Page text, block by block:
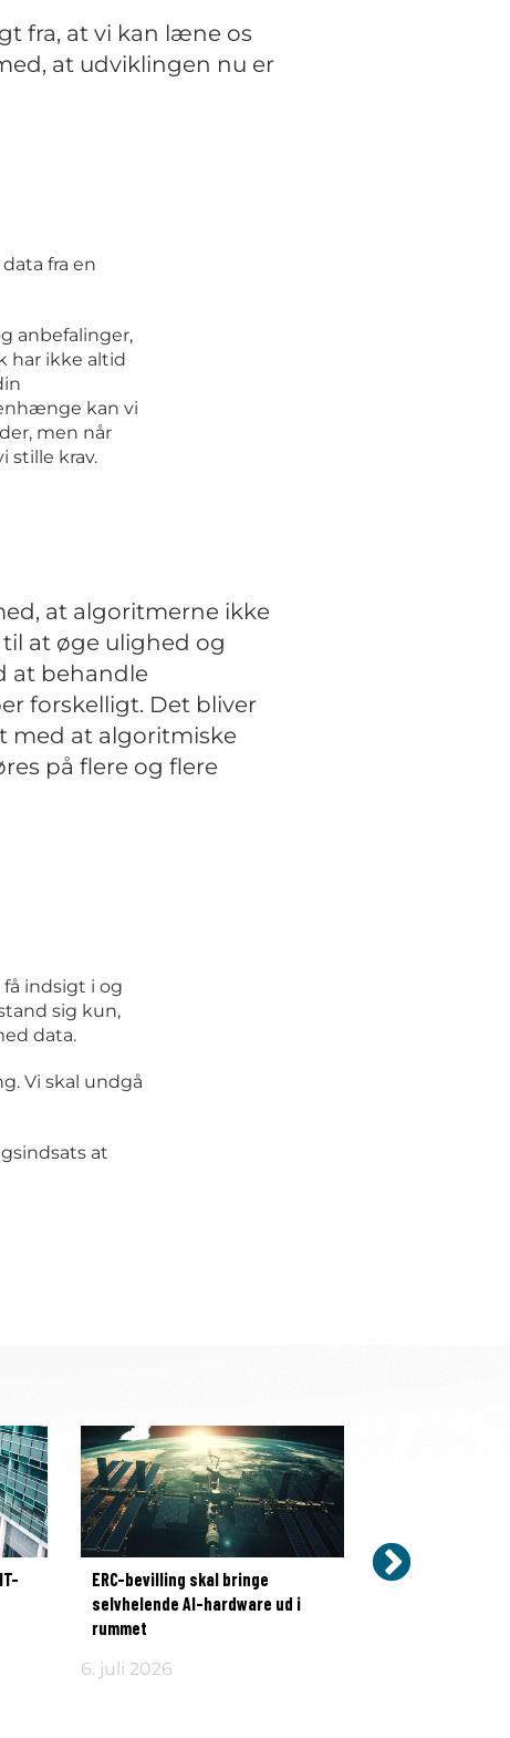
fra, at vi kan læne os
at udviklingen nu er
fra en
anbefalinger,
har ikke altid
kan vi
men når
stille krav.
at algoritmerne ikke
at øge ulighed og
at behandle
forskelligt. Det bliver
med at algoritmiske
på flere og flere
indsigt i og
sig kun,
data.
Vi skal undgå
at
ERC-bevilling skal bringe
selvhelende AI-hardware ud i
rummet
6. juli 2026
ITU sikrer